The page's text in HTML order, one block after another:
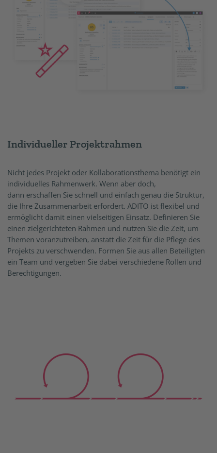
Individueller Projektrahmen
Nicht jedes Projekt oder Kollaborationsthema benötigt ein
individuelles Rahmenwerk. Wenn aber doch,
dann erschaffen Sie schnell und einfach genau die Struktur,
die Ihre Zusammenarbeit erfordert. ADITO ist flexibel und
ermöglicht damit einen vielseitigen Einsatz. Definieren Sie
einen zielgerichteten Rahmen und nutzen Sie die Zeit, um
Themen voranzutreiben, anstatt die Zeit für die Pflege des
Projekts zu verschwenden. Formen Sie aus allen Beteiligten
ein Team und vergeben Sie dabei verschiedene Rollen und
Berechtigungen.